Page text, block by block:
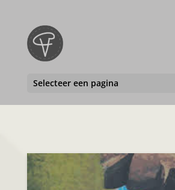
Selecteer een pagina